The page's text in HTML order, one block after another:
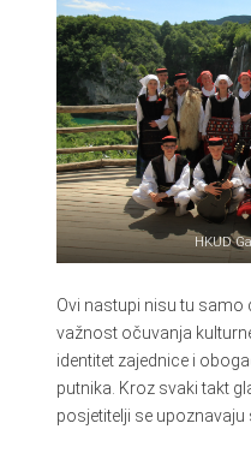
HKUD
Ovi nastupi nisu tu samo
važnost očuvanja
identitet zajednice i
putnika. Kroz svaki takt
posjetitelji se upoznavaju